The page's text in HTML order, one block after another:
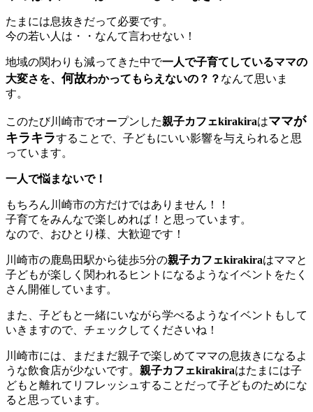
たまには息抜きだって必要です。
今の若い人は・・なんて言わせない！
地域の関わりも減ってきた中で一人で子育てしているママの
大変さを、 何故わかってもらえないの？？ なんて思いま
す。
このたび川崎市でオープンした親子カフェkirakiraはママが
キラキラすることで、子どもにいい影響を与えられると思
っています。
一人で悩まないで！
もちろん川崎市の方だけではありません！！
子育てをみんなで楽しめれば！と思っています。
なので、おひとり様、大歓迎です！
川崎市の鹿島田駅から徒歩5分の親子カフェkirakiraはママと
子どもが楽しく関われるヒントになるようなイベントをたく
さん開催しています。
また、子どもと一緒にいながら学べるようなイベントもして
いきますので、チェックしてくださいね！
川崎市には、まだまだ親子で楽しめてママの息抜きになるよ
うな飲食店が少ないです。 親子カフェkirakiraはたまには子
どもと離れてリフレッシュすることだって子どものためにな
ると思っています。